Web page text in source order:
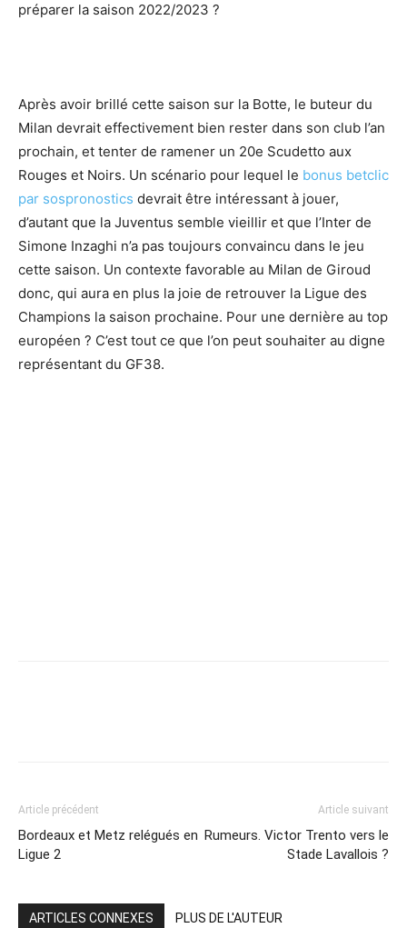
préparer la saison 2022/2023 ?
Après avoir brillé cette saison sur la Botte, le buteur du
Milan devrait effectivement bien rester dans son club l’an
prochain, et tenter de ramener un 20e Scudetto aux
Rouges et Noirs. Un scénario pour lequel le bonus betclic
par sospronostics devrait être intéressant à jouer,
d’autant que la Juventus semble vieillir et que l’Inter de
Simone Inzaghi n’a pas toujours convaincu dans le jeu
cette saison. Un contexte favorable au Milan de Giroud
donc, qui aura en plus la joie de retrouver la Ligue des
Champions la saison prochaine. Pour une dernière au top
européen ? C’est tout ce que l’on peut souhaiter au digne
représentant du GF38.
Article précédent
Bordeaux et Metz relégués en
Ligue 2
Article suivant
Rumeurs. Victor Trento vers le
Stade Lavallois ?
ARTICLES CONNEXES PLUS DE L'AUTEUR